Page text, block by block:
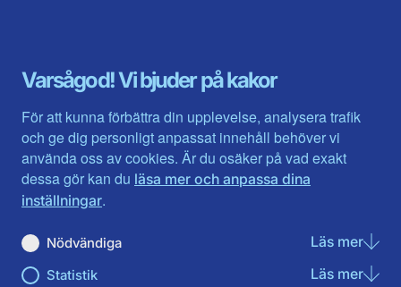
Varsågod! Vi bjuder på kakor
För att kunna förbättra din upplevelse, analysera trafik
och ge dig personligt anpassat innehåll behöver vi
använda oss av cookies. Är du osäker på vad exakt
dessa gör kan du läsa mer och anpassa dina
inställningar.
Nödvändiga Läs merom
Statistik Läs merom
Gävleborg
Halland
Jämtlands län
Jönköpings län
Kalmar län
Kronobergs län
Norrbotten
Skåne län
Värmlands län
Västerbotten
Västra Götaland
Västernorrland
Västmanland
Örebro län
Östergötland
Du hittar oss här på sociala medier